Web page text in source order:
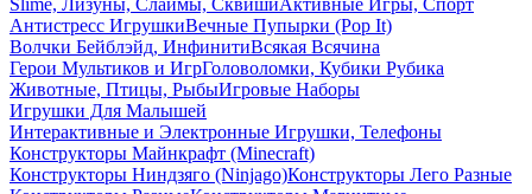
Антистресс ИгрушкиВечные Пупырки (Pop It)
Волчки Бейблэйд, ИнфинитиВсякая Всячина
Герои Мультиков и ИгрГоловоломки, Кубики Рубика
Животные, Птицы, РыбыИгровые Наборы
Игрушки Для Малышей
Интерактивные и Электронные Игрушки, Телефоны
Конструкторы Майнкрафт (Minecraft)
Конструкторы Ниндзяго (Ninjago)Конструкторы Лего Разные